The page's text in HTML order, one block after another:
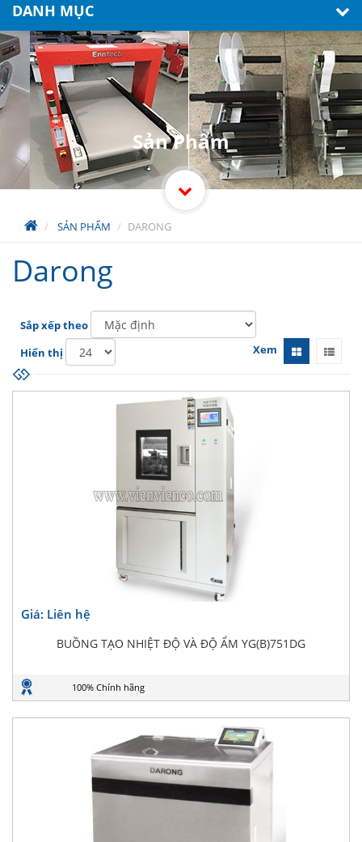
DANH MỤC
SẢN PHẨM DARONG
Sản Phẩm
Darong
Sắp xếp theo
Hiển thị
Xem
Giá: Liên hệ
BUỒNG TẠO NHIỆT ĐỘ VÀ ĐỘ ẨM YG(B)751DG
100% Chính hãng